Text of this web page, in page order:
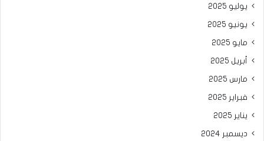
يوليو 2025
يونيو 2025
مايو 2025
أبريل 2025
مارس 2025
فبراير 2025
يناير 2025
ديسمبر 2024